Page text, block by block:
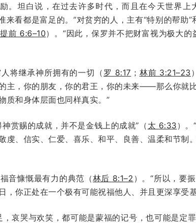
。坦白说，在过去许多时代，而且在今天世界
来看都是富足的。”对贫穷的人，主有“特别的帮助”
提前 6:6–10）。“因此，保罗并不把财富视为极大
将继承神所拥有的一切（ 罗 8:17 ； 林前 3:21–23
，你的朋友，你的君王，你的未来——那么你就
质和身体层面也同样真实。”
赏赐的成就，并不是金钱上的成就”（ 太 6:33 ）
虔、信实、仁爱、喜乐、和平、良善、温柔和节
音慷慨最有力的典范（林后 8:1–2 ）。“所以，要
，你正处在一个极有可能祝福他人、并且更深享受
哀哭与欢笑，都可能是蒙福的记号，也可能是定